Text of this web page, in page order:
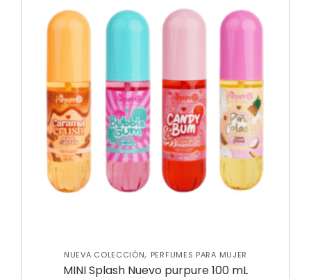
NUEVA COLECCIÓN, PERFUMES PARA MUJER
MINI Splash Nuevo purpure 100 mL